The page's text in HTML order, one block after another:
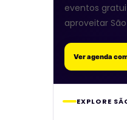
eventos
aproveitar
Ver agenda
EXPLORE